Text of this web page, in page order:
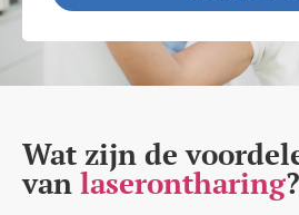
Wat zijn de
van laserontharing?